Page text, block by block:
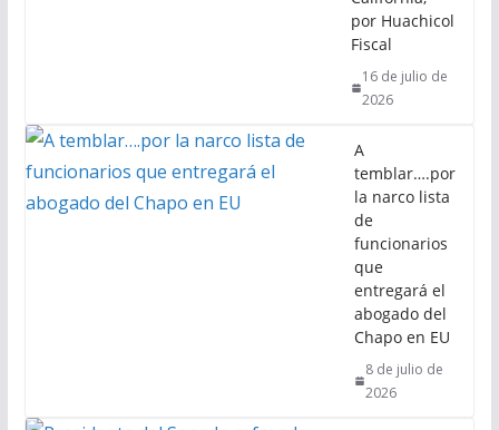
por Huachicol
Fiscal
16 de julio de
2026
A
temblar….por
la narco lista
de
funcionarios
que
entregará el
abogado del
Chapo en EU
8 de julio de
2026